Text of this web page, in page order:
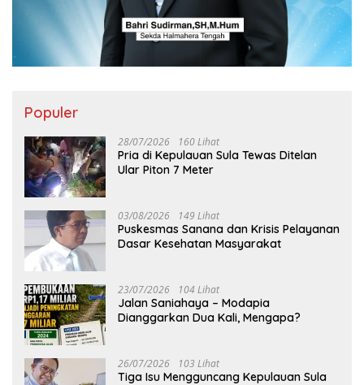
Populer
28/07/2026 160 Lihat
Pria di Kepulauan Sula Tewas Ditelan
Ular Piton 7 Meter
03/08/2026 149 Lihat
Puskesmas Sanana dan Krisis Pelayanan
Dasar Kesehatan Masyarakat
23/07/2026 104 Lihat
Jalan Saniahaya – Modapia
Dianggarkan Dua Kali, Mengapa?
26/07/2026 103 Lihat
Tiga Isu Mengguncang Kepulauan Sula